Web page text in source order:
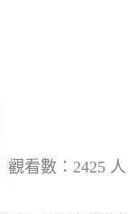
觀看數：2425 人